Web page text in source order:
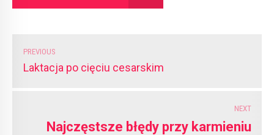
PREVIOUS
Laktacja po cięciu cesarskim
NEXT
Najczęstsze błędy przy karmieniu